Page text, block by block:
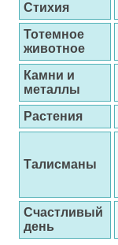
Стихия
Тотемное
животное
Камни и
металлы
Растения
Талисманы
Счастливый
день